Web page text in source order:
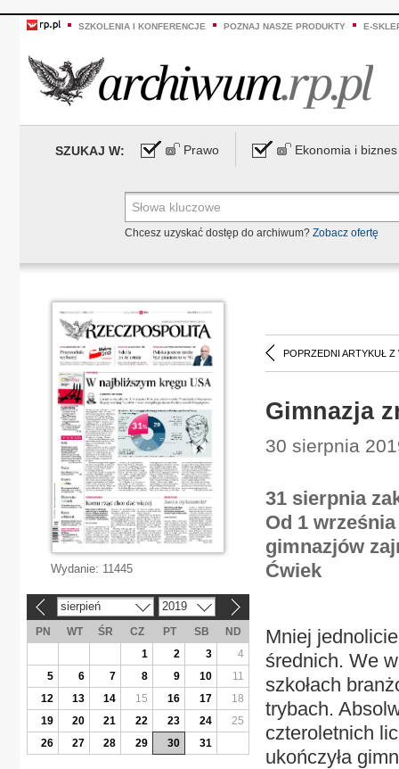
SZKOLENIA I KONFERENCJE POZNAJ NASZE PRODUKTY E-
SZUKAJ W: Prawo Ekonomia i biznes
Chcesz uzyskać dostęp do archiwum? Zobacz ofertę
POPRZEDNI ARTYKUŁ Z
Gimnazja
30 sierpnia
31 sierpnia
Od 1
gimnazjów
Ćwiek
Mniej
średnich. We
szkołach
trybach.
czteroletnich
ukończyła
Wydanie: 11445
sierpień 2019
PN WT ŚR CZ PT SB
ND
1
2 3
4
5
6 7 8 9 10
11
12
13 14 15 16 17
18
19
20 21 22 23 24
25
26
27 28 29 30 31